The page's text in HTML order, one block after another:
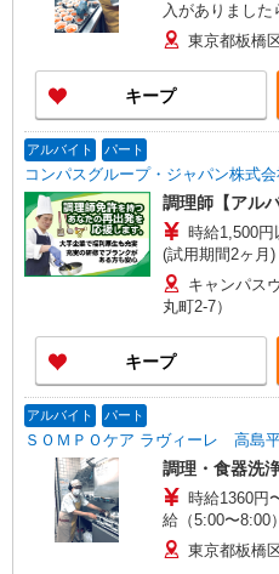
入がありまし
に合うかの確
支給 ★上記金額
★働きがい向上
なる） 社会保
東京都板橋
キープ
アルバイト パート
コンパスグループ・ジャパン株式
調理師【アル
時給1,500円以上 試用期間中 時給
(試用期間2ヶ月) 残業が発生した場合、残業代を1
分単位で別途支
キャンパス
丸町2-7）
キープ
アルバイト パート
ＳＯＭＰＯケア ラヴィーレ 高島
調理・食器洗
時給1360円〜
給（5:00〜8:00
ましたら、ご相
の確認もいた
東京都板橋